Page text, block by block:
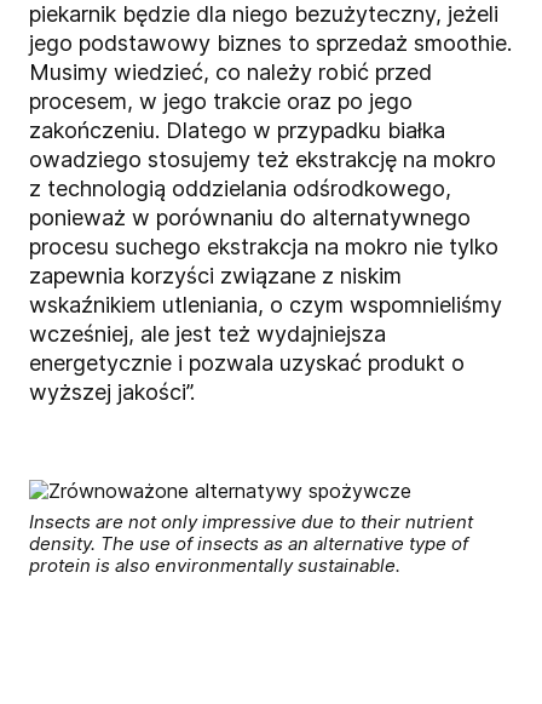
piekarnik będzie dla niego bezużyteczny, jeżeli
jego podstawowy biznes to sprzedaż smoothie.
Musimy wiedzieć, co należy robić przed
procesem, w jego trakcie oraz po jego
zakończeniu. Dlatego w przypadku białka
owadziego stosujemy też ekstrakcję na mokro
z technologią oddzielania odśrodkowego,
ponieważ w porównaniu do alternatywnego
procesu suchego ekstrakcja na mokro nie tylko
zapewnia korzyści związane z niskim
wskaźnikiem utleniania, o czym wspomnieliśmy
wcześniej, ale jest też wydajniejsza
energetycznie i pozwala uzyskać produkt o
wyższej jakości”.
Insects are not only impressive due to their nutrient
density. The use of insects as an alternative type of
protein is also environmentally sustainable.